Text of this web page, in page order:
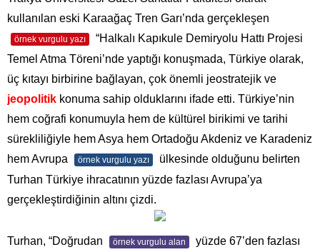
kullanılan eski Karaağaç Tren Garı’nda gerçekleşen
örnek vurgulu yazı
“Halkalı Kapıkule Demiryolu Hattı Projesi
Temel Atma Töreni’nde yaptığı konuşmada, Türkiye olarak,
üç kıtayı birbirine bağlayan, çok önemli jeostratejik ve
jeopolitik konuma sahip olduklarını ifade etti. Türkiye’nin
hem coğrafi konumuyla hem de kültürel birikimi ve tarihi
sürekliliğiyle hem Asya hem Ortadoğu Akdeniz ve Karadeniz
hem Avrupa
örnek vurgulu yazı
ülkesinde olduğunu belirten
Turhan Türkiye ihracatının yüzde fazlası Avrupa’ya
gerçekleştirdiğinin altını çizdi.
Turhan, “Doğrudan örnek vurgulu alan
yüzde 67’den fazlası